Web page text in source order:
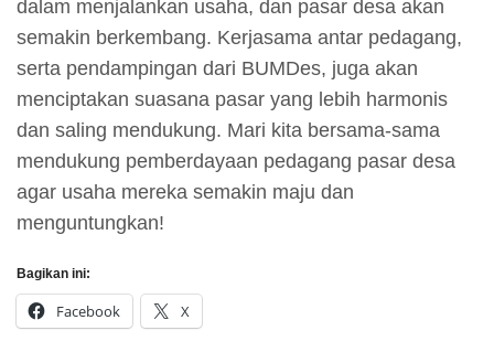
dalam menjalankan usaha, dan pasar desa akan
semakin berkembang. Kerjasama antar pedagang,
serta pendampingan dari BUMDes, juga akan
menciptakan suasana pasar yang lebih harmonis
dan saling mendukung. Mari kita bersama-sama
mendukung pemberdayaan pedagang pasar desa
agar usaha mereka semakin maju dan
menguntungkan!
Bagikan ini:
Facebook X